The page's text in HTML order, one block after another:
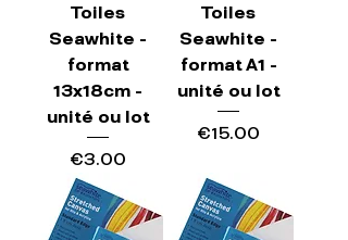
Toiles
Seawhite -
format
13x18cm -
unité ou lot
Price
€3.00
Toiles
Seawhite -
format A1 -
unité ou lot
Price
€15.00